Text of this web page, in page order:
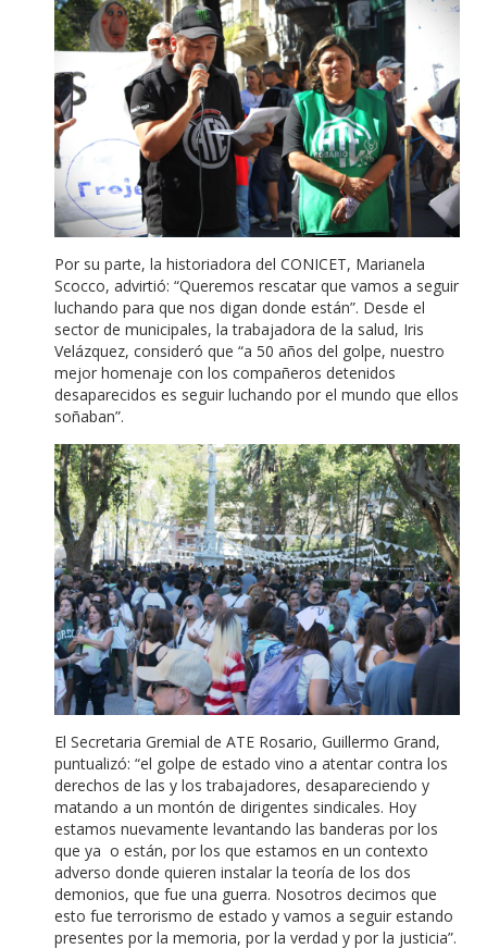
Por su parte, la historiadora del CONICET, Marianela
Scocco, advirtió: “Queremos rescatar que vamos a seguir
luchando para que nos digan donde están”. Desde el
sector de municipales, la trabajadora de la salud, Iris
Velázquez, consideró que “a 50 años del golpe, nuestro
mejor homenaje con los compañeros detenidos
desaparecidos es seguir luchando por el mundo que ellos
soñaban”.
El Secretaria Gremial de ATE Rosario, Guillermo Grand,
puntualizó: “el golpe de estado vino a atentar contra los
derechos de las y los trabajadores, desapareciendo y
matando a un montón de dirigentes sindicales. Hoy
estamos nuevamente levantando las banderas por los
que ya o están, por los que estamos en un contexto
adverso donde quieren instalar la teoría de los dos
demonios, que fue una guerra. Nosotros decimos que
esto fue terrorismo de estado y vamos a seguir estando
presentes por la memoria, por la verdad y por la justicia”.